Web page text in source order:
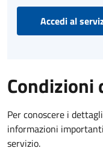
Accedi al
Condizioni
Per conoscere i
informazioni
servizio.